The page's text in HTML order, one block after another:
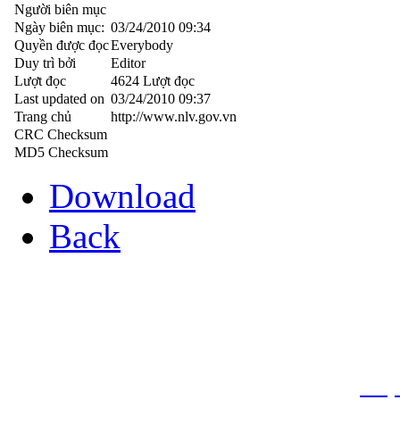
Người biên mục
Ngày biên mục: 03/24/2010 09:34
Quyền được đọcEverybody
Duy trì bởi
Editor
Lượt đọc
4624 Lượt đọc
Last updated on 03/24/2010 09:37
Trang chủ
http://www.nlv.gov.vn
CRC Checksum
MD5 Checksum
Download
Back